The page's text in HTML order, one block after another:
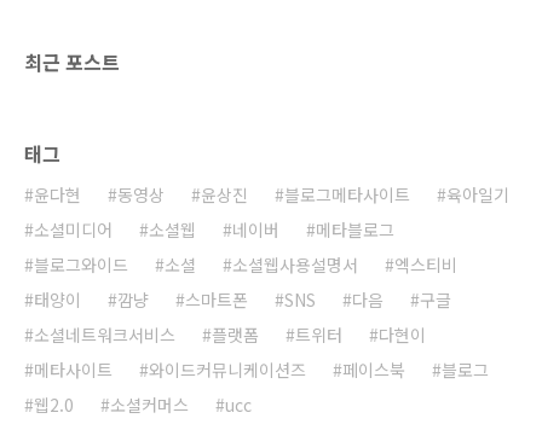
음뷰, 블로그와..
최근 포스트
태그
윤다현 동영상 윤상진 블로그메타사이트
육아일기
소셜미디어
소셜웹 네이버
메타블로그
블로그와이드
소셜 소셜웹사용설명서
엑스티비
태양이
깜냥 스마트폰 SNS 다음
구글
소셜네트워크서비스
플랫폼 트위터
다현이
메타사이트
와이드커뮤니케이션즈 페이스북
블로그
웹2.0
소셜커머스 ucc